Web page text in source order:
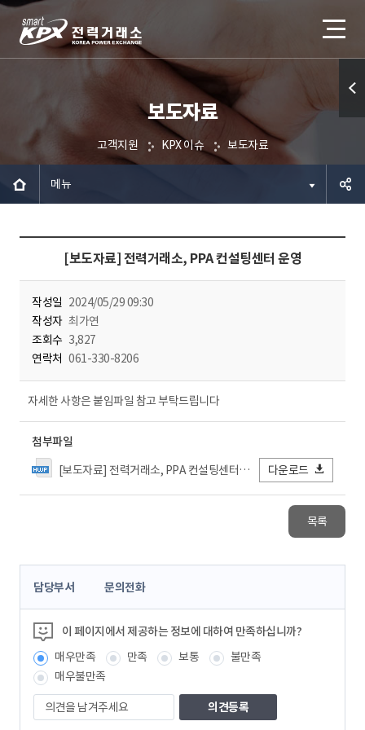
보도자료
고객지원 KPX 이슈 보도자료
메뉴
[보도자료] 전력거래소, PPA 컨설팅센터 운영
작성일 2024/05/29 09:30
작성자 최가연
조회수 3,827
연락처 061-330-8206
자세한 사항은 붙임파일 참고 부탁드립니다
첨부파일
[보도자료] 전력거래소, PPA 컨설팅센터 운영.hwp
다운로드
목록
콘
츠
정
보
책
임
자
담당부서 문의전화
이 페이지에서 제공하는 정보에 대하여 만족하십니까?
매우만족
만족 보통
불만족
매우불만족
의
견